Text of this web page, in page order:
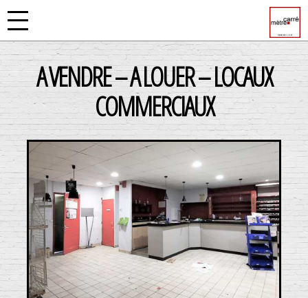
A VENDRE – A LOUER – LOCAUX
COMMERCIAUX